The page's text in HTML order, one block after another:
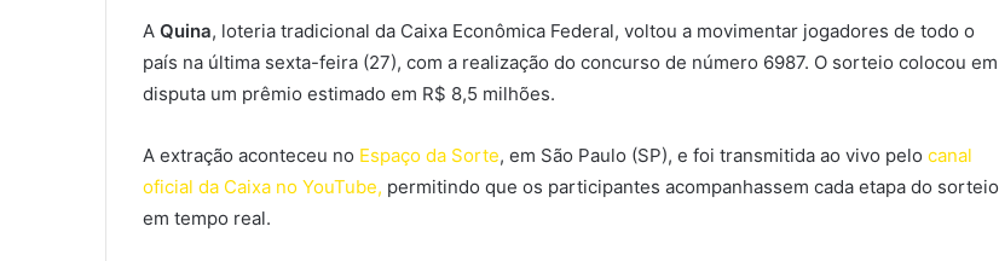
A Quina, loteria tradicional da Caixa Econômica Federal, voltou a movimentar jogadores de todo o
país na última sexta-feira (27), com a realização do concurso de número 6987. O sorteio colocou em
disputa um prêmio estimado em R$ 8,5 milhões.
A extração aconteceu no Espaço da Sorte, em São Paulo (SP), e foi transmitida ao vivo pelo canal
oficial da Caixa no YouTube, permitindo que os participantes acompanhassem cada etapa do sorteio
em tempo real.